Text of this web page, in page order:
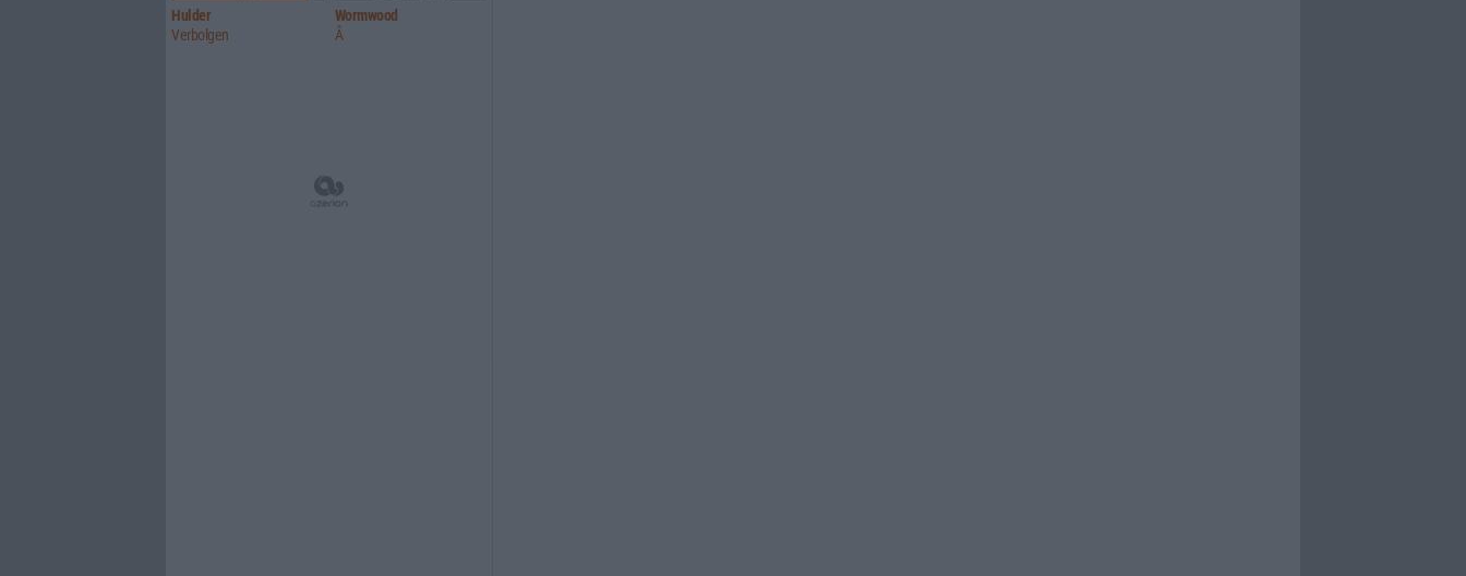
Hulder
Verbolgen
Wormwood
Å